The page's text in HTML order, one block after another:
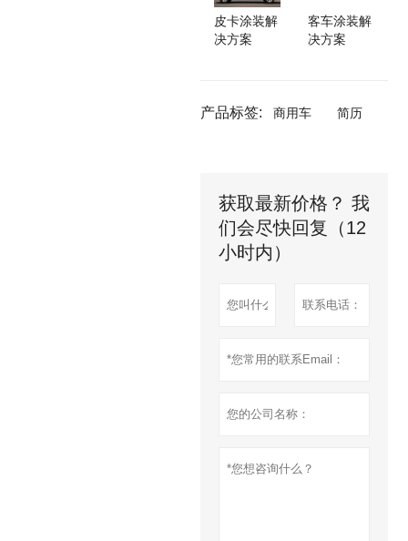
皮卡涂装解
决方案
客车涂装解
决方案
产品标签: 商用车 简历
获取最新价格？ 我
们会尽快回复（12
小时内）